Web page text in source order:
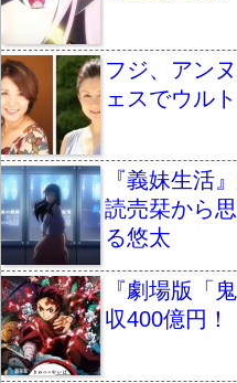
フジ、アン
ェスでウル
『義妹生活
読売栞から
る悠太
『劇場版「
収400億円